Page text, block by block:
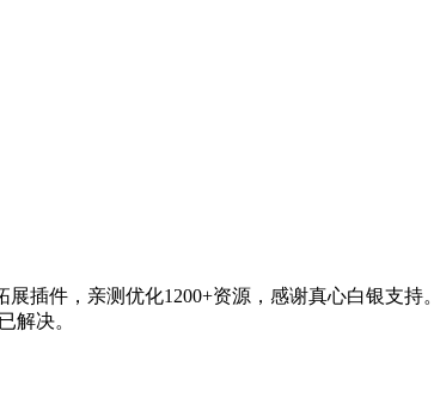
插件，亲测优化1200+资源，感谢真心白银支持。
解决。